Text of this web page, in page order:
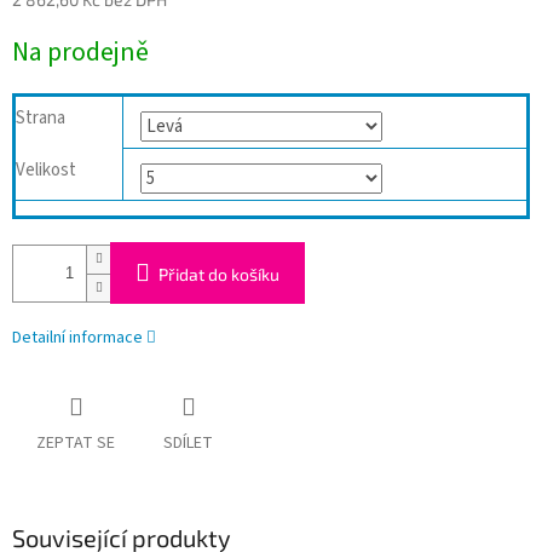
cena:
Na prodejně
Strana
Velikost
Přidat do košíku
Detailní informace
ZEPTAT SE SDÍLET
Související produkty